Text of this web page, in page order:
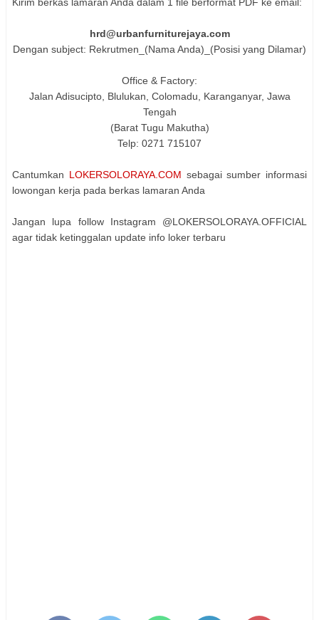
hrd@urbanfurniturejaya.com
Dengan subject: Rekrutmen_(Nama Anda)_(Posisi yang Dilamar)
Office & Factory:
Jalan Adisucipto, Blulukan, Colomadu, Karanganyar, Jawa
Tengah
(Barat Tugu Makutha)
Telp: 0271 715107
Cantumkan LOKERSOLORAYA.COM sebagai sumber informasi
lowongan kerja pada berkas lamaran Anda
Jangan lupa follow Instagram @LOKERSOLORAYA.OFFICIAL
agar tidak ketinggalan update info loker terbaru